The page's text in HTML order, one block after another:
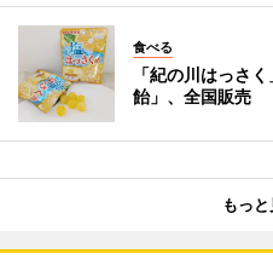
食べる
「紀の川はっさ
飴」、全国販売
もっ